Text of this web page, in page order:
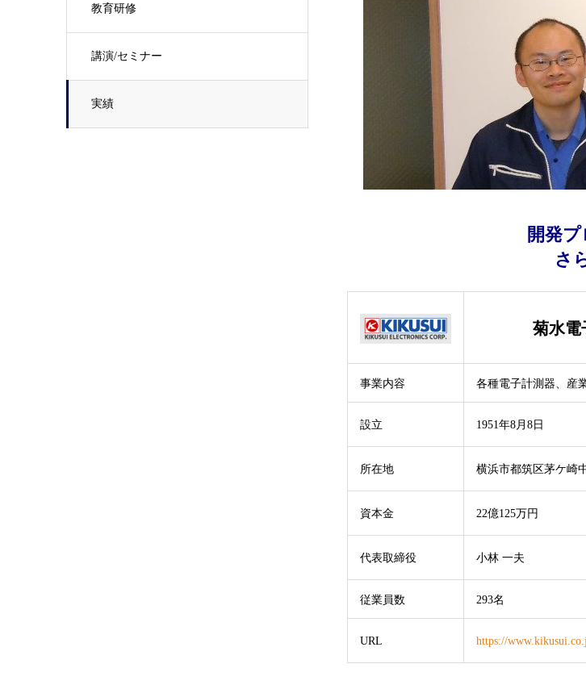
教育研修
講演/セミナー
実績
開発
さ
菊水電
事業内容 各種電子計測器、産
設立 1951年8月8日
所在地 横浜市都筑区茅ケ崎
資本金 22億125万円
代表取締役 小林 一夫
従業員数 293名
URL https://